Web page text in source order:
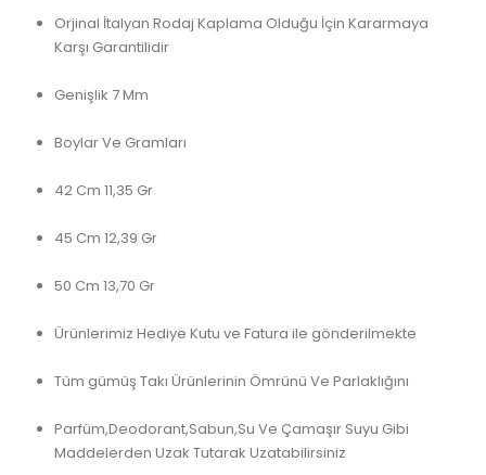
Orjinal İtalyan Rodaj Kaplama Olduğu İçin Kararmaya
Karşı Garantilidir
Genişlik 7 Mm
Boylar Ve Gramları
42 Cm 11,35 Gr
45 Cm 12,39 Gr
50 Cm 13,70 Gr
Ürünlerimiz Hediye Kutu ve Fatura ile gönderilmekte
Tüm gümüş Takı Ürünlerinin Ömrünü Ve Parlaklığını
Parfüm,Deodorant,Sabun,Su Ve Çamaşır Suyu Gibi
Maddelerden Uzak Tutarak Uzatabilirsiniz